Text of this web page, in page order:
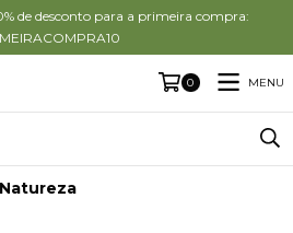
de desconto para a primeira compra:
0 MENU